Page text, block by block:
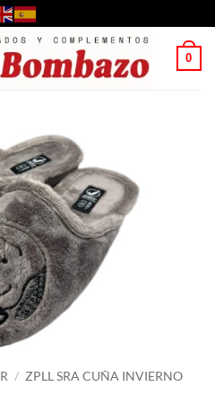
0
/ ZPLL SRA CUÑA INVIERNO